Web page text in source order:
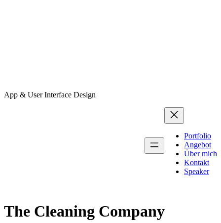
App & User Interface Design
Portfolio
Angebot
Über mich
Kontakt
Speaker
The Cleaning Company